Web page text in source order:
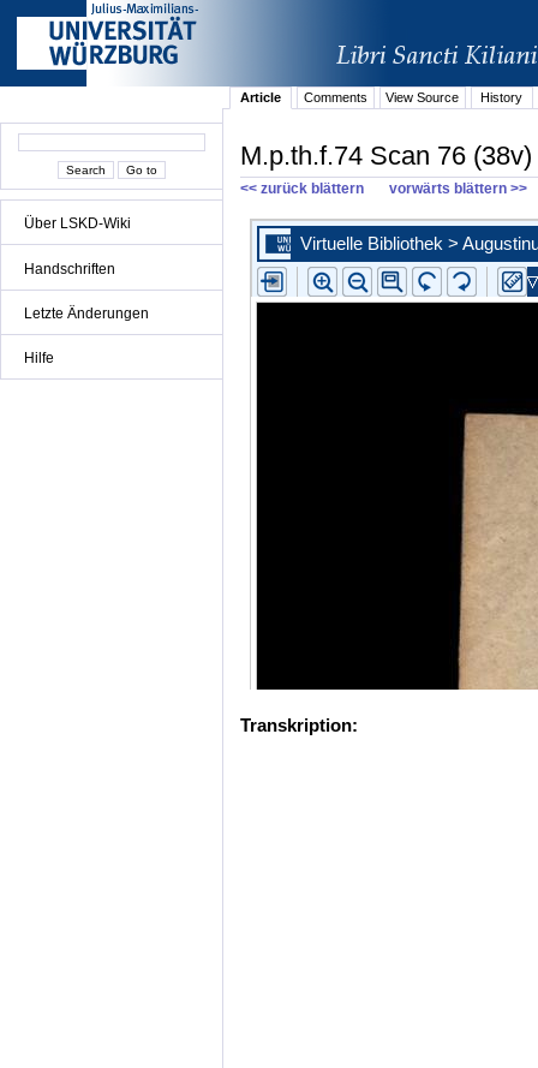
Über LSKD-Wiki
Handschriften
Letzte Änderungen
Hilfe
Article Comments View Source History
M.p.th.f.74 Scan 76 (38v)
<< zurück blättern vorwärts blättern >>
Transkription: